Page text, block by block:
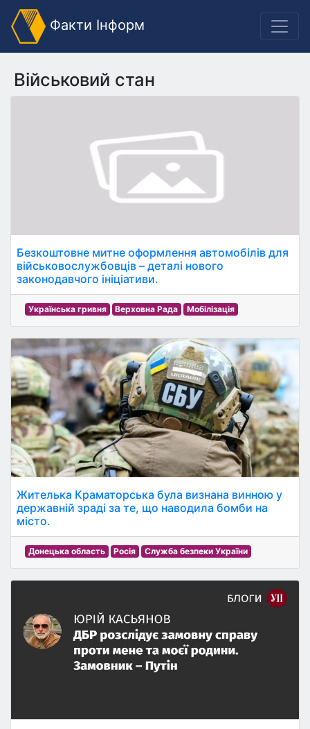
Факти Інформ
Військовий стан
Безкоштовне митне оформлення автомобілів для
військовослужбовців – деталі нового
законодавчого ініціативи.
Українська гривня Верховна Рада Мобілізація
Жителька Краматорська була визнана винною у
державній зраді за те, що наводила бомби на
місто.
Донецька область Росія Служба безпеки України